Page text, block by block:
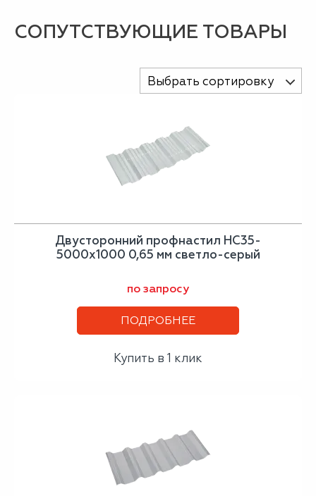
СОПУТСТВУЮЩИЕ ТОВАРЫ
Выбрать сортировку
Двусторонний профнастил НС35-
5000х1000 0,65 мм светло-серый
по запросу
ПОДРОБНЕЕ
Купить в 1 клик